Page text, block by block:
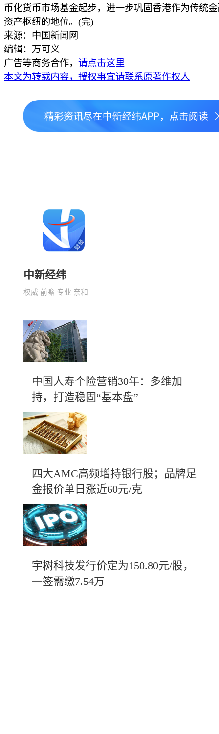
币化货币市场基金起步，进一步巩固香港作为传统
资产枢纽的地位。(完)
来源：中国新闻网
编辑：万可义
广告等商务合作， 请点击这里
本文为转载内容，授权事宜请联系原著作权人
中新经纬
权威 前瞻 专业 亲和
中国人寿个险营销30年：多维加
持，打造稳固“基本盘”
四大AMC高频增持银行股；品牌足
金报价单日涨近60元/克
宇树科技发行价定为150.80元/股，
一签需缴7.54万